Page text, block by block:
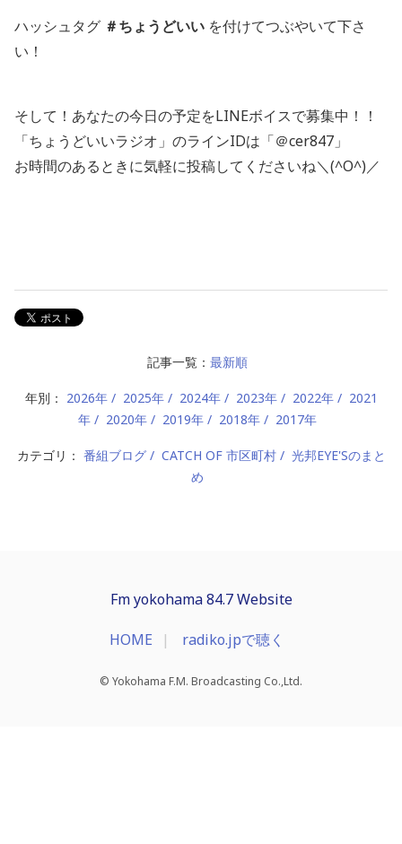
ハッシュタグ ＃ちょうどいい を付けてつぶやいて下さ
い！
そして！あなたの今日の予定をLINEボイスで募集中！！
「ちょうどいいラジオ」のラインIDは「＠cer847」
お時間のあるときに気軽に投稿してくださいね＼(^O^)／
記事一覧： 最新順
年別： 2026年 2025年 2024年 2023年 2022年
2021
年
2020年 2019年 2018年 2017年
カテゴリ： 番組ブログ CATCH OF 市区町村
光邦EYE'Sのまと
め
Fm yokohama 84.7 Website
HOME radiko.jpで聴く
© Yokohama F.M. Broadcasting Co.,Ltd.